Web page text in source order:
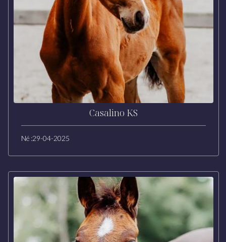
Casalino KS
Né :29-04-2025